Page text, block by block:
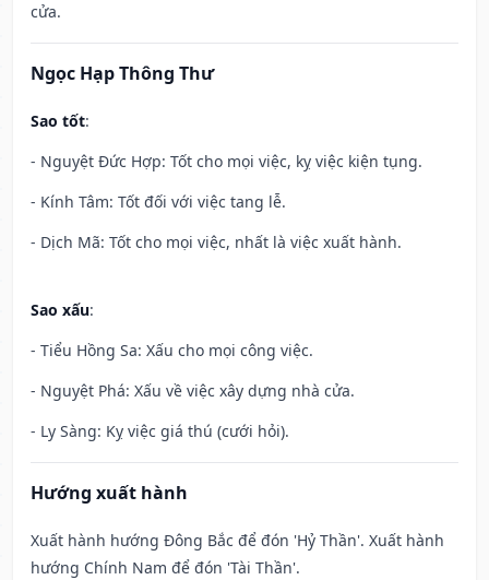
cửa.
Ngọc Hạp Thông Thư
Sao tốt:
- Nguyệt Đức Hợp: Tốt cho mọi việc, kỵ việc kiện tụng.
- Kính Tâm: Tốt đối với việc tang lễ.
- Dịch Mã: Tốt cho mọi việc, nhất là việc xuất hành.
Sao xấu:
- Tiểu Hồng Sa: Xấu cho mọi công việc.
- Nguyệt Phá: Xấu về việc xây dựng nhà cửa.
- Ly Sàng: Kỵ việc giá thú (cưới hỏi).
Hướng xuất hành
Xuất hành hướng Đông Bắc để đón 'Hỷ Thần'. Xuất hành
hướng Chính Nam để đón 'Tài Thần'.